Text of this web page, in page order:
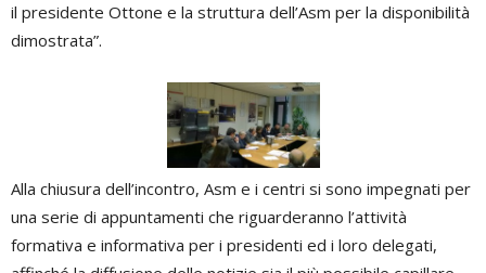
il presidente Ottone e la struttura dell’Asm per la disponibilità
dimostrata”.
Alla chiusura dell’incontro, Asm e i centri si sono impegnati per
una serie di appuntamenti che riguarderanno l’attività
formativa e informativa per i presidenti ed i loro delegati,